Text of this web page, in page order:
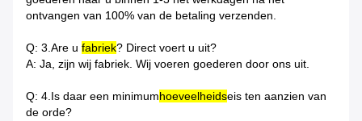
ontvangen van 100% van de betaling verzenden.
Q: 3.Are u fabriek? Direct voert u uit?
A: Ja, zijn wij fabriek. Wij voeren goederen door ons uit.
Q: 4.Is daar een minimumhoeveelheidseis ten aanzien van
de orde?